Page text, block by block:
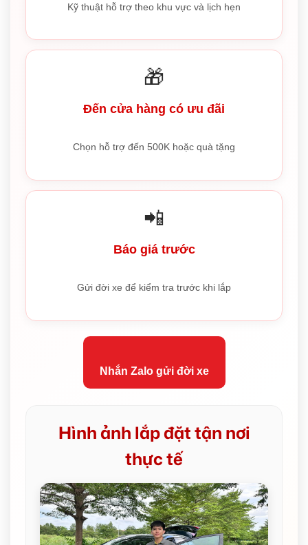
Kỹ thuật hỗ trợ theo khu vực và lịch hẹn
🎁
Đến cửa hàng có ưu đãi
Chọn hỗ trợ đến 500K hoặc quà tặng
📲
Báo giá trước
Gửi đời xe để kiểm tra trước khi lắp
Nhắn Zalo gửi đời xe
Hình ảnh lắp đặt tận nơi
thực tế